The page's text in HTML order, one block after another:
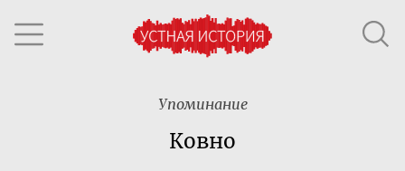
Упоминание
Ковно